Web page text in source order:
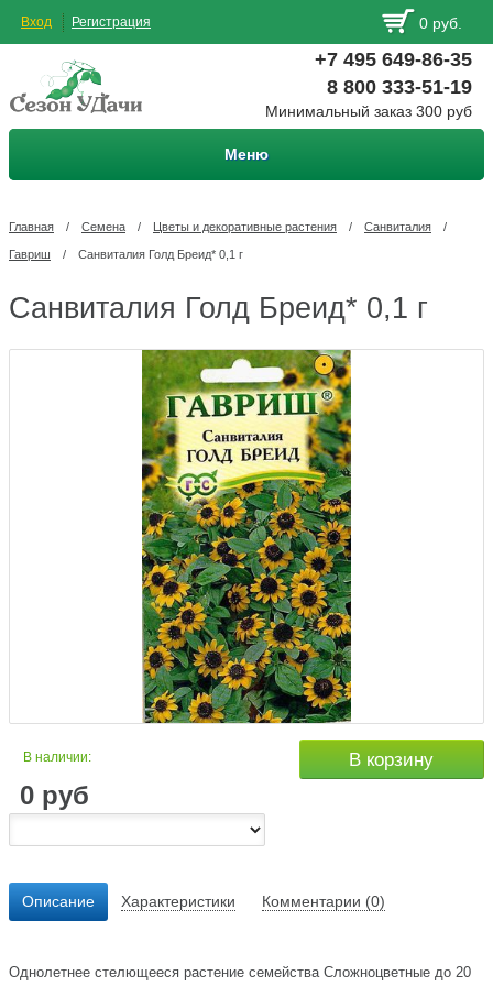
Вход Регистрация 0 руб.
+7 495 649-86-35
8 800 333-51-19
Минимальный заказ 300 руб
Меню
Главная / Семена / Цветы и декоративные растения / Санвиталия /
Гавриш / Санвиталия Голд Бреид* 0,1 г
Санвиталия Голд Бреид* 0,1 г
В наличии:
0 руб
В корзину
Описание Характеристики Комментарии (0)
Однолетнее стелющееся растение семейства Сложноцветные до 20